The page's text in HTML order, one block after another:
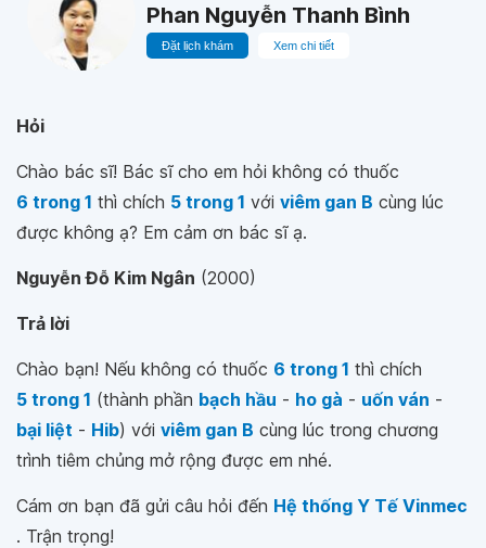
Phan Nguyễn Thanh Bình
Đặt lịch khám Xem chi tiết
Hỏi
Chào bác sĩ! Bác sĩ cho em hỏi không có thuốc
6 trong 1 thì chích 5 trong 1 với viêm gan B cùng lúc
được không ạ? Em cảm ơn bác sĩ ạ.
Nguyễn Đỗ Kim Ngân (2000)
Trả lời
Chào bạn! Nếu không có thuốc 6 trong 1 thì chích
5 trong 1 (thành phần bạch hầu - ho gà - uốn ván -
bại liệt - Hib) với viêm gan B cùng lúc trong chương
trình tiêm chủng mở rộng được em nhé.
Cám ơn bạn đã gửi câu hỏi đến Hệ thống Y Tế Vinmec
. Trận trọng!